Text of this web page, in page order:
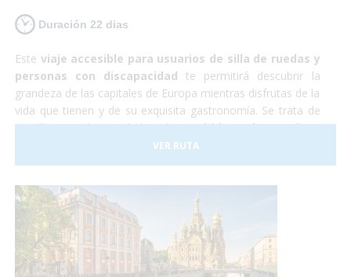
Duración 22 dias
Este viaje accesible para usuarios de silla de ruedas y
personas con discapacidad te permitirá descubrir la
grandeza de las capitales de Europa mientras disfrutas de la
vida que tienen y de su exquisita gastronomía. Se trata de
22 días por las ciudades deMadrid, París, Londres,
Ámsterdam, Berlín, Praga, Budapest y Roma
todas muy diferentes entre sí y cada una es más hermosa
ensueño.Resulta que Europa es un
personas con movilidad reducida ya que contamos con
hoteles, transportes y todo tipo de
actividades accesibles.
¡No lo duden más y atrévanse a
descubrir el continente europeo! Unas vacaciones
VER RUTA